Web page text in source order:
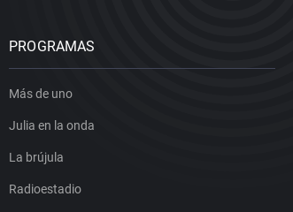
PROGRAMAS
Más de uno
Julia en la onda
La brújula
Radioestadio